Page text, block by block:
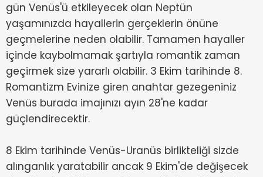
gün Venüs'ü etkileyecek olan Neptün
yaşamınızda hayallerin gerçeklerin önüne
geçmelerine neden olabilir. Tamamen hayaller
içinde kaybolmamak şartıyla romantik zaman
geçirmek size yararlı olabilir. 3 Ekim tarihinde 8.
Romantizm Evinize giren anahtar gezegeniniz
Venüs burada imajınızı ayın 28'ne kadar
güçlendirecektir.
8 Ekim tarihinde Venüs-Uranüs birlikteliği sizde
alınganlık yaratabilir ancak 9 Ekim'de değişecek